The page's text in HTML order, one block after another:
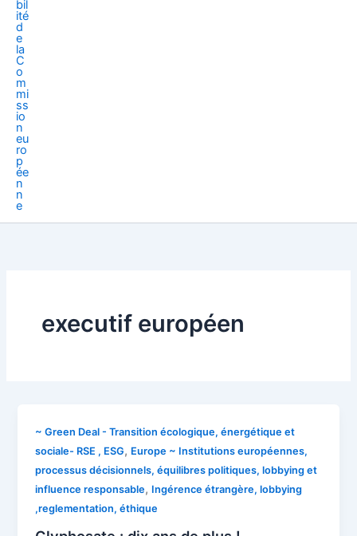
executif européen
~ Green Deal - Transition écologique, énergétique et
sociale- RSE , ESG, Europe ~ Institutions européennes,
processus décisionnels, équilibres politiques, lobbying et
influence responsable, Ingérence étrangère, lobbying
,reglementation, éthique